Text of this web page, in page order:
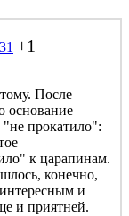
+1
После
основание
прокатило":
к царапинам.
конечно,
и
и приятней.